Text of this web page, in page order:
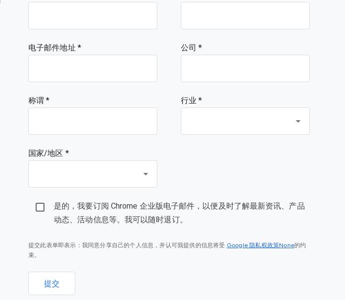
电子邮件地址 公司
称谓 行业 *
国家/地区 *
是的，我要订阅 Chrome 企业版电子邮件，以便及时了解最新资讯、产品
动态、活动信息等。我可以随时退订。
提交此表单即表示：我同意分享自己的个人信息，并认可我提供的信息将受 Google 隐私权政策None的约
束。
提交